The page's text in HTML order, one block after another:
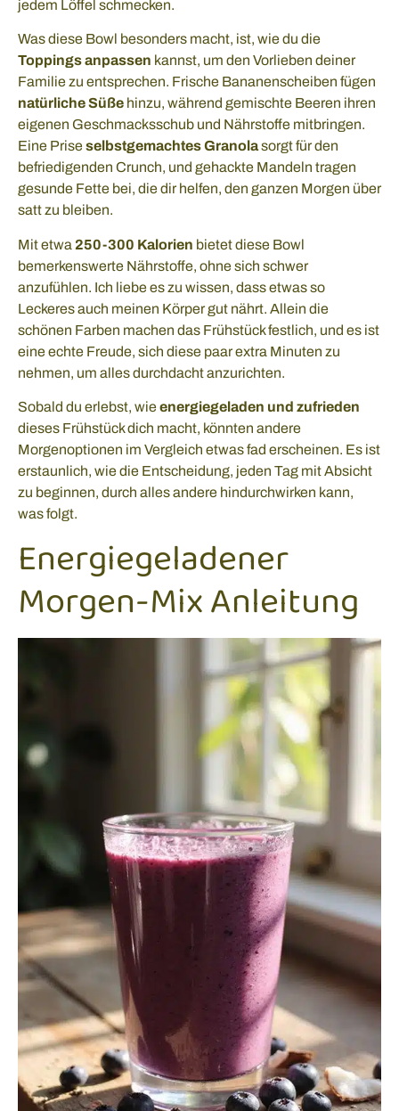
jedem Löffel schmecken.
Was diese Bowl besonders macht, ist, wie du die
Toppings anpassen kannst, um den Vorlieben deiner
Familie zu entsprechen. Frische Bananenscheiben fügen
natürliche Süße hinzu, während gemischte Beeren ihren
eigenen Geschmacksschub und Nährstoffe mitbringen.
Eine Priseselbstgemachtes Granolasorgt für den
befriedigenden Crunch, und gehackte Mandeln tragen
gesunde Fette bei, die dir helfen, den ganzen Morgen über
satt zu bleiben.
Mit etwa 250-300 Kalorien bietet diese Bowl
bemerkenswerte Nährstoffe, ohne sich schwer
anzufühlen. Ich liebe es zu wissen, dass etwas so
Leckeres auch meinen Körper gut nährt. Allein die
schönen Farben machen das Frühstück festlich, und es ist
eine echte Freude, sich diese paar extra Minuten zu
nehmen, um alles durchdacht anzurichten.
Sobald du erlebst, wieenergiegeladen und zufrieden
dieses Frühstück dich macht, könnten andere
Morgenoptionen im Vergleich etwas fad erscheinen. Es ist
erstaunlich, wie die Entscheidung, jeden Tag mit Absicht
zu beginnen, durch alles andere hindurchwirken kann,
was folgt.
Energiegeladener
Morgen-Mix Anleitung